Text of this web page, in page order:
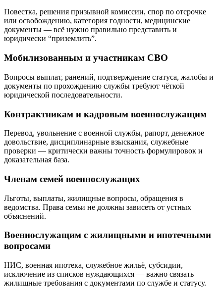
Повестка, решения призывной комиссии, спор по отсрочке
или освобождению, категория годности, медицинские
документы — всё нужно правильно представить и
юридически “приземлить”.
Мобилизованным и участникам СВО
Вопросы выплат, ранений, подтверждение статуса, жалобы и
документы по прохождению службы требуют чёткой
юридической последовательности.
Контрактникам и кадровым военнослужащим
Перевод, увольнение с военной службы, рапорт, денежное
довольствие, дисциплинарные взыскания, служебные
проверки — критически важны точность формулировок и
доказательная база.
Членам семей военнослужащих
Льготы, выплаты, жилищные вопросы, обращения в
ведомства. Права семьи не должны зависеть от устных
объяснений.
Военнослужащим с жилищными и ипотечными
вопросами
НИС, военная ипотека, служебное жильё, субсидии,
исключение из списков нуждающихся — важно связать
жилищные требования с документами по службе и статусу.